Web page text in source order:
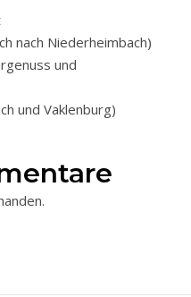
nach Niederheimbach)
und
und Vaklenburg)